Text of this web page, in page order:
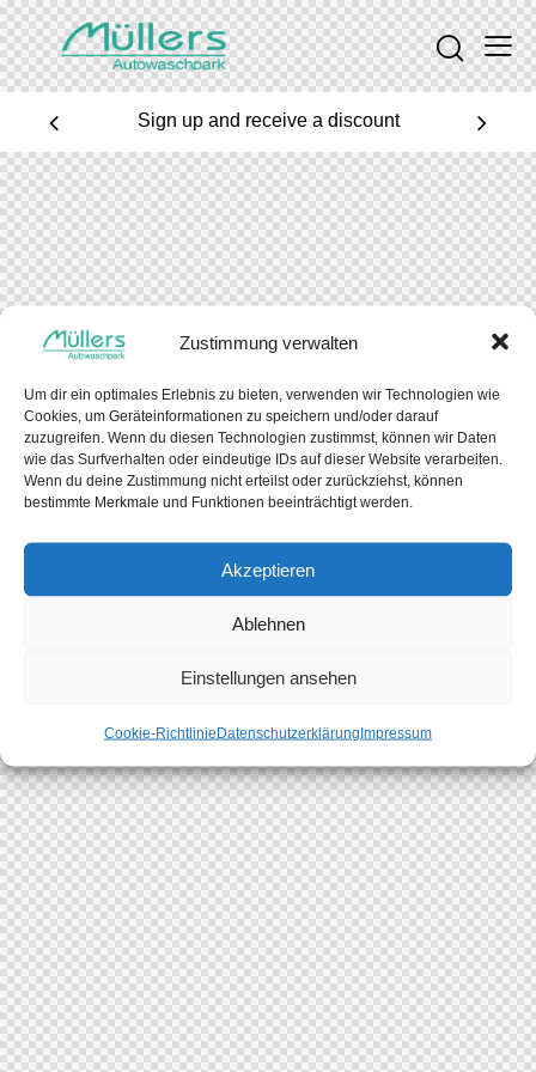
Zustimmung verwalten
Um dir ein optimales Erlebnis zu bieten, verwenden wir Technologien wie
Cookies, um Geräteinformationen zu speichern und/oder darauf
zuzugreifen. Wenn du diesen Technologien zustimmst, können wir Daten
wie das Surfverhalten oder eindeutige IDs auf dieser Website verarbeiten.
Wenn du deine Zustimmung nicht erteilst oder zurückziehst, können
bestimmte Merkmale und Funktionen beeinträchtigt werden.
Akzeptieren
Ablehnen
Einstellungen ansehen
Cookie-RichtlinieDatenschutzerklärungImpressum
Sign up and receive a discount